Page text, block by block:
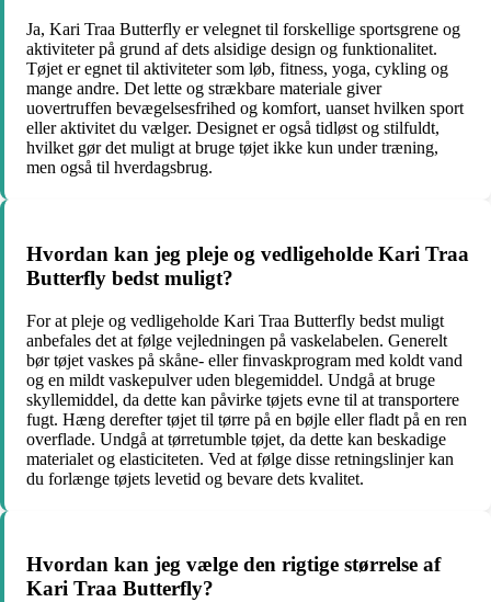
Ja, Kari Traa Butterfly er velegnet til forskellige sportsgrene og
aktiviteter på grund af dets alsidige design og funktionalitet.
Tøjet er egnet til aktiviteter som løb, fitness, yoga, cykling og
mange andre. Det lette og strækbare materiale giver
uovertruffen bevægelsesfrihed og komfort, uanset hvilken sport
eller aktivitet du vælger. Designet er også tidløst og stilfuldt,
hvilket gør det muligt at bruge tøjet ikke kun under træning,
men også til hverdagsbrug.
Hvordan kan jeg pleje og vedligeholde Kari Traa
Butterfly bedst muligt?
For at pleje og vedligeholde Kari Traa Butterfly bedst muligt
anbefales det at følge vejledningen på vaskelabelen. Generelt
bør tøjet vaskes på skåne- eller finvaskprogram med koldt vand
og en mildt vaskepulver uden blegemiddel. Undgå at bruge
skyllemiddel, da dette kan påvirke tøjets evne til at transportere
fugt. Hæng derefter tøjet til tørre på en bøjle eller fladt på en ren
overflade. Undgå at tørretumble tøjet, da dette kan beskadige
materialet og elasticiteten. Ved at følge disse retningslinjer kan
du forlænge tøjets levetid og bevare dets kvalitet.
Hvordan kan jeg vælge den rigtige størrelse af
Kari Traa Butterfly?